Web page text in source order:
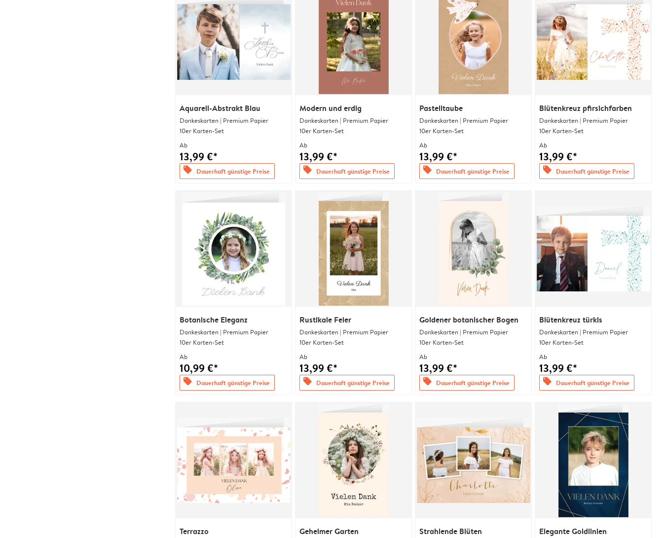
Aquarell-Abstrakt Blau
Dankeskarten | Premium Papier
10er Karten-Set
Ab
13,99 €*
offers Dauerhaft günstige Preise
Modern und erdig
Dankeskarten | Premium Papier
10er Karten-Set
Ab
13,99 €*
offers Dauerhaft günstige Preise
Pastelltaube
Dankeskarten | Premium Papier
10er Karten-Set
Ab
13,99 €*
offers Dauerhaft günstige Preise
Blütenkreuz pfirsichfarben
Dankeskarten | Premium Papier
10er Karten-Set
Ab
13,99 €*
offers Dauerhaft günstige Preise
Botanische Eleganz
Dankeskarten | Premium Papier
10er Karten-Set
Ab
10,99 €*
offers Dauerhaft günstige Preise
Rustikale Feier
Dankeskarten | Premium Papier
10er Karten-Set
Ab
13,99 €*
offers Dauerhaft günstige Preise
Goldener botanischer Bogen
Dankeskarten | Premium Papier
10er Karten-Set
Ab
13,99 €*
offers Dauerhaft günstige Preise
Blütenkreuz türkis
Dankeskarten | Premium Papier
10er Karten-Set
Ab
13,99 €*
offers Dauerhaft günstige Preise
Terrazzo Geheimer Garten Strahlende Blüten Elegante Goldlinien